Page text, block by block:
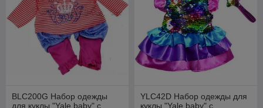
BLC200G Набор одежды
для куклы "Yale baby" с
YLC42D Набор одежды для
куклы "Yale baby" с